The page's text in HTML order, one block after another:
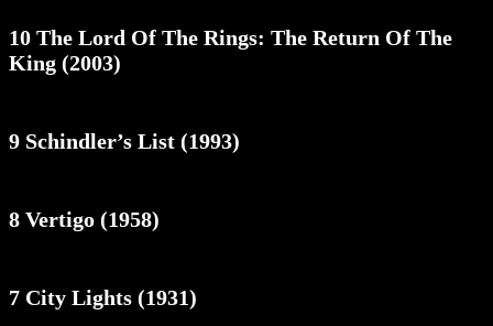
10 The Lord Of The Rings: The Return Of The
King (2003)
9 Schindler’s List (1993)
8 Vertigo (1958)
7 City Lights (1931)